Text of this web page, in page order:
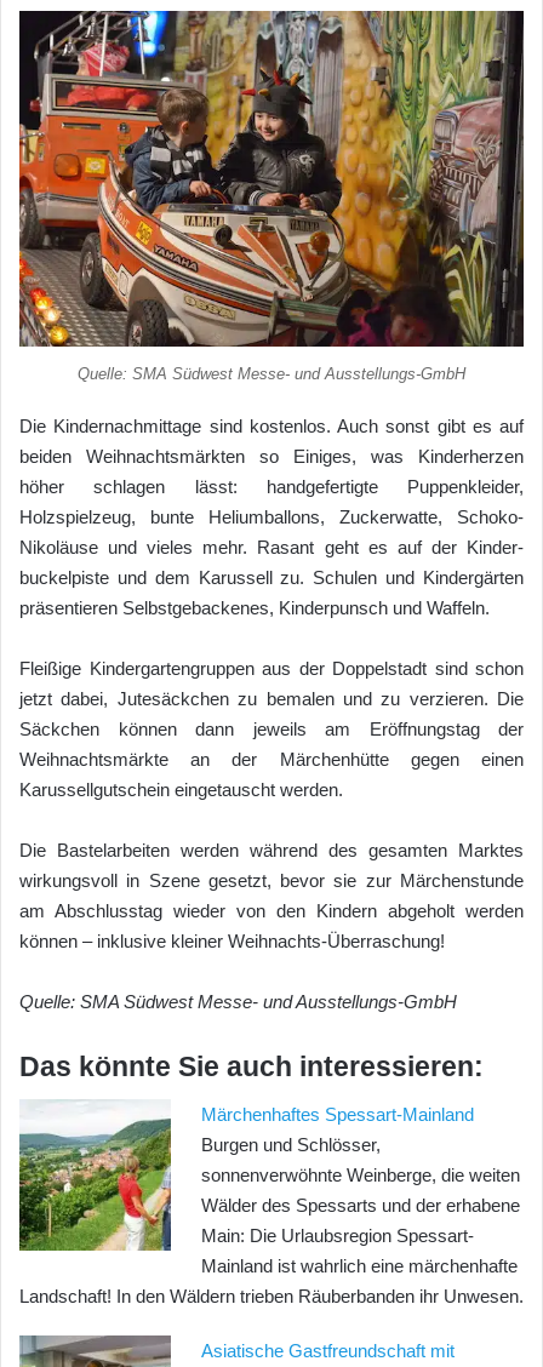
Quelle: SMA Südwest Messe- und Ausstellungs-GmbH
Die Kindernachmittage sind kostenlos. Auch sonst gibt es auf
beiden Weihnachtsmärkten so Einiges, was Kinderherzen
höher schlagen lässt: handgefertigte Puppenkleider,
Holzspielzeug, bunte Heliumballons, Zuckerwatte, Schoko-
Nikoläuse und vieles mehr. Rasant geht es auf der Kinder-
buckelpiste und dem Karussell zu. Schulen und Kindergärten
präsentieren Selbstgebackenes, Kinderpunsch und Waffeln.
Fleißige Kindergartengruppen aus der Doppelstadt sind schon
jetzt dabei, Jutesäckchen zu bemalen und zu verzieren. Die
Säckchen können dann jeweils am Eröffnungstag der
Weihnachtsmärkte an der Märchenhütte gegen einen
Karussellgutschein eingetauscht werden.
Die Bastelarbeiten werden während des gesamten Marktes
wirkungsvoll in Szene gesetzt, bevor sie zur Märchenstunde
am Abschlusstag wieder von den Kindern abgeholt werden
können – inklusive kleiner Weihnachts-Überraschung!
Quelle: SMA Südwest Messe- und Ausstellungs-GmbH
Das könnte Sie auch interessieren:
Märchenhaftes Spessart-Mainland
Burgen und Schlösser,
sonnenverwöhnte Weinberge, die weiten
Wälder des Spessarts und der erhabene
Main: Die Urlaubsregion Spessart-
Mainland ist wahrlich eine märchenhafte
Landschaft! In den Wäldern trieben Räuberbanden ihr Unwesen.
Asiatische Gastfreundschaft mit